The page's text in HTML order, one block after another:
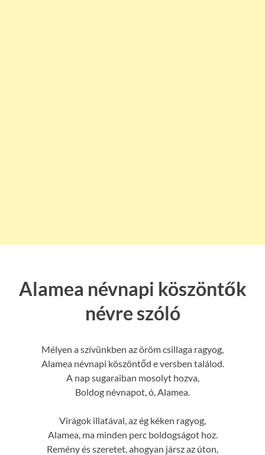
Alamea névnapi köszöntők
névre szóló
Mélyen a szívünkben az öröm csillaga ragyog,
Alamea névnapi köszöntőd e versben találod.
A nap sugaraiban mosolyt hozva,
Boldog névnapot, ó, Alamea.
Virágok illatával, az ég kéken ragyog,
Alamea, ma minden perc boldogságot hoz.
Remény és szeretet, ahogyan jársz az úton,